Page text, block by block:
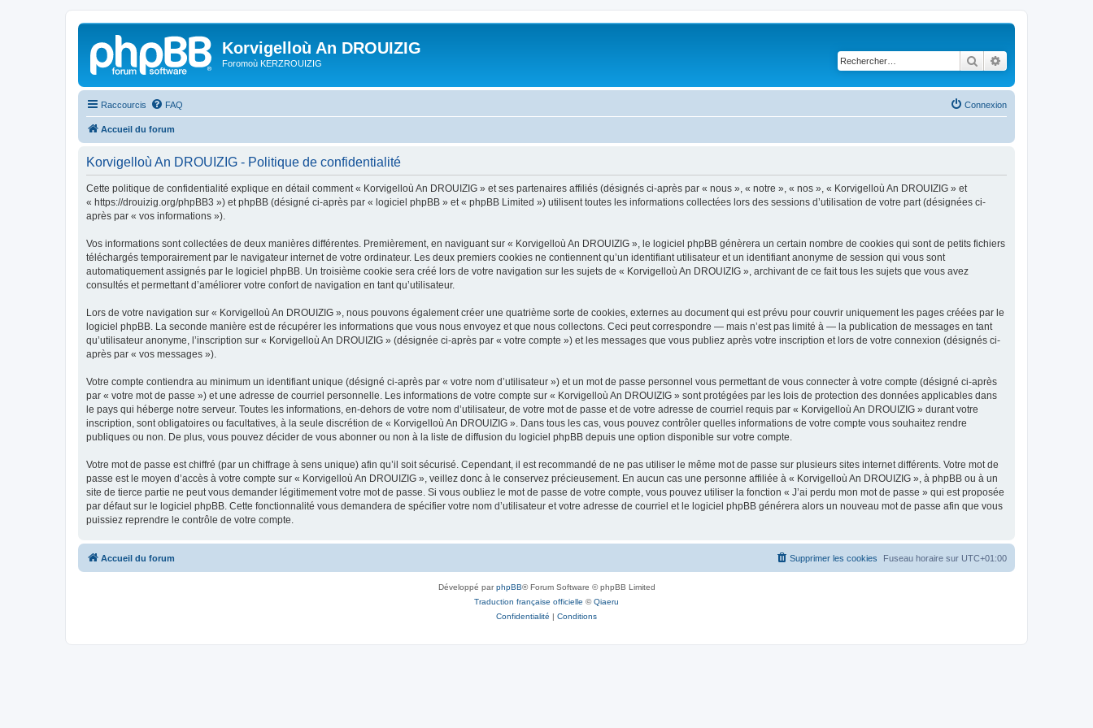
Korvigelloù An DROUIZIG
Foromoù KERZROUIZIG Rechercher
Raccourcis FAQ Connexion
Accueil du forum
Korvigelloù An DROUIZIG - Politique de confidentialité
Cette politique de confidentialité explique en détail comment « Korvigelloù An DROUIZIG » et ses partenaires affiliés (désignés ci-après par « nous », « notre », « nos », « Korvigelloù An DROUIZIG » et
« https://drouizig.org/phpBB3 ») et phpBB (désigné ci-après par « logiciel phpBB » et « phpBB Limited ») utilisent toutes les informations collectées lors des sessions d’utilisation de votre part (désignées ci-
après par « vos informations »).
Vos informations sont collectées de deux manières différentes. Premièrement, en naviguant sur « Korvigelloù An DROUIZIG », le logiciel phpBB génèrera un certain nombre de cookies qui sont de petits fichiers
téléchargés temporairement par le navigateur internet de votre ordinateur. Les deux premiers cookies ne contiennent qu’un identifiant utilisateur et un identifiant anonyme de session qui vous sont
automatiquement assignés par le logiciel phpBB. Un troisième cookie sera créé lors de votre navigation sur les sujets de « Korvigelloù An DROUIZIG », archivant de ce fait tous les sujets que vous avez
consultés et permettant d’améliorer votre confort de navigation en tant qu’utilisateur.
Lors de votre navigation sur « Korvigelloù An DROUIZIG », nous pouvons également créer une quatrième sorte de cookies, externes au document qui est prévu pour couvrir uniquement les pages créées par le
logiciel phpBB. La seconde manière est de récupérer les informations que vous nous envoyez et que nous collectons. Ceci peut correspondre — mais n’est pas limité à — la publication de messages en tant
qu’utilisateur anonyme, l’inscription sur « Korvigelloù An DROUIZIG » (désignée ci-après par « votre compte ») et les messages que vous publiez après votre inscription et lors de votre connexion (désignés ci-
après par « vos messages »).
Votre compte contiendra au minimum un identifiant unique (désigné ci-après par « votre nom d’utilisateur ») et un mot de passe personnel vous permettant de vous connecter à votre compte (désigné ci-après
par « votre mot de passe ») et une adresse de courriel personnelle. Les informations de votre compte sur « Korvigelloù An DROUIZIG » sont protégées par les lois de protection des données applicables dans
le pays qui héberge notre serveur. Toutes les informations, en-dehors de votre nom d’utilisateur, de votre mot de passe et de votre adresse de courriel requis par « Korvigelloù An DROUIZIG » durant votre
inscription, sont obligatoires ou facultatives, à la seule discrétion de « Korvigelloù An DROUIZIG ». Dans tous les cas, vous pouvez contrôler quelles informations de votre compte vous souhaitez rendre
publiques ou non. De plus, vous pouvez décider de vous abonner ou non à la liste de diffusion du logiciel phpBB depuis une option disponible sur votre compte.
Votre mot de passe est chiffré (par un chiffrage à sens unique) afin qu’il soit sécurisé. Cependant, il est recommandé de ne pas utiliser le même mot de passe sur plusieurs sites internet différents. Votre mot de
passe est le moyen d’accès à votre compte sur « Korvigelloù An DROUIZIG », veillez donc à le conservez précieusement. En aucun cas une personne affiliée à « Korvigelloù An DROUIZIG », à phpBB ou à un
site de tierce partie ne peut vous demander légitimement votre mot de passe. Si vous oubliez le mot de passe de votre compte, vous pouvez utiliser la fonction « J’ai perdu mon mot de passe » qui est proposée
par défaut sur le logiciel phpBB. Cette fonctionnalité vous demandera de spécifier votre nom d’utilisateur et votre adresse de courriel et le logiciel phpBB générera alors un nouveau mot de passe afin que vous
puissiez reprendre le contrôle de votre compte.
Accueil du forum Fuseau horaire sur UTC+01:00
Supprimer les cookies
Développé parphpBB® Forum Software © phpBB Limited
Traduction française officielle ©Qiaeru
Confidentialité | Conditions